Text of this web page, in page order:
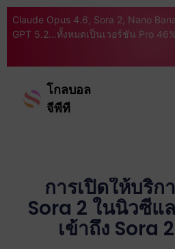
Claude Opus 4.6, Sora 2, Nano
GPT 5.2...ทั้งหมดเป็นเวอร์ชัน Pro
โกลบอล
จีพีที
การเปิดให้บริก
Sora 2 ในนิวซีแ
เข้าถึง Sora